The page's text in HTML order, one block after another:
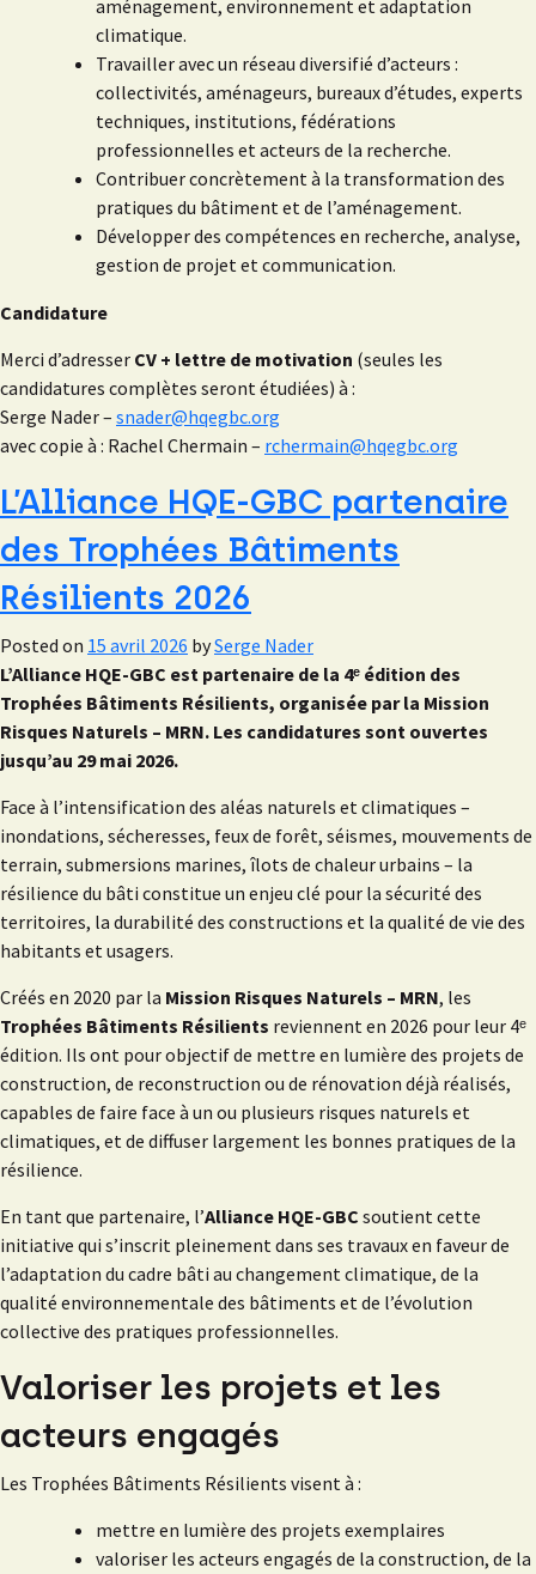
aménagement, environnement et adaptation
climatique.
Travailler avec un réseau diversifié d’acteurs :
collectivités, aménageurs, bureaux d’études, experts
techniques, institutions, fédérations
professionnelles et acteurs de la recherche.
Contribuer concrètement à la transformation des
pratiques du bâtiment et de l’aménagement.
Développer des compétences en recherche, analyse,
gestion de projet et communication.
Candidature
Merci d’adresser CV + lettre de motivation (seules les
candidatures complètes seront étudiées) à :
Serge Nader – snader@hqegbc.org
avec copie à : Rachel Chermain – rchermain@hqegbc.org
L’Alliance HQE-GBC partenaire
des Trophées Bâtiments
Résilients 2026
Posted on 15 avril 2026 bySerge Nader
L’Alliance HQE-GBC est partenaire de la 4ᵉ édition des
Trophées Bâtiments Résilients, organisée par la Mission
Risques Naturels – MRN. Les candidatures sont ouvertes
jusqu’au 29 mai 2026.
Face à l’intensification des aléas naturels et climatiques –
inondations, sécheresses, feux de forêt, séismes, mouvements de
terrain, submersions marines, îlots de chaleur urbains – la
résilience du bâti constitue un enjeu clé pour la sécurité des
territoires, la durabilité des constructions et la qualité de vie des
habitants et usagers.
Créés en 2020 par la Mission Risques Naturels – MRN, les
Trophées Bâtiments Résilients reviennent en 2026 pour leur 4ᵉ
édition. Ils ont pour objectif de mettre en lumière des projets de
construction, de reconstruction ou de rénovation déjà réalisés,
capables de faire face à un ou plusieurs risques naturels et
climatiques, et de diffuser largement les bonnes pratiques de la
résilience.
En tant que partenaire, l’Alliance HQE-GBC soutient cette
initiative qui s’inscrit pleinement dans ses travaux en faveur de
l’adaptation du cadre bâti au changement climatique, de la
qualité environnementale des bâtiments et de l’évolution
collective des pratiques professionnelles.
Valoriser les projets et les
acteurs engagés
Les Trophées Bâtiments Résilients visent à :
mettre en lumière des projets exemplaires
valoriser les acteurs engagés de la construction, de la